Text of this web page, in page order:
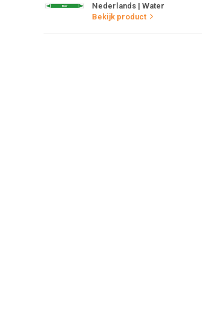
Nederlands | Water
Bekijk product